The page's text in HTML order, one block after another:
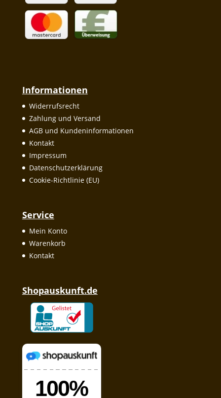
Informationen
Widerrufsrecht
Zahlung und Versand
AGB und Kundeninformationen
Kontakt
Impressum
Datenschutzerklärung
Cookie-Richtlinie (EU)
Service
Mein Konto
Warenkorb
Kontakt
Shopauskunft.de